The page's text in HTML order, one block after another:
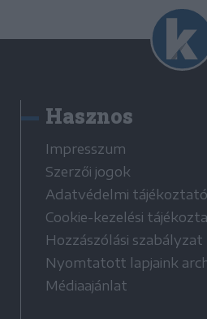
Hasznos
Impresszum
Szerzői jogok
Adatvédelmi tájékoztató
Cookie-kezelési
Hozzászólási szabályzat
Nyomtatott lapjaink
Médiaajánlat